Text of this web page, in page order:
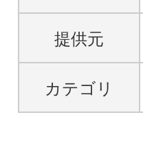
提供元
カテゴリ